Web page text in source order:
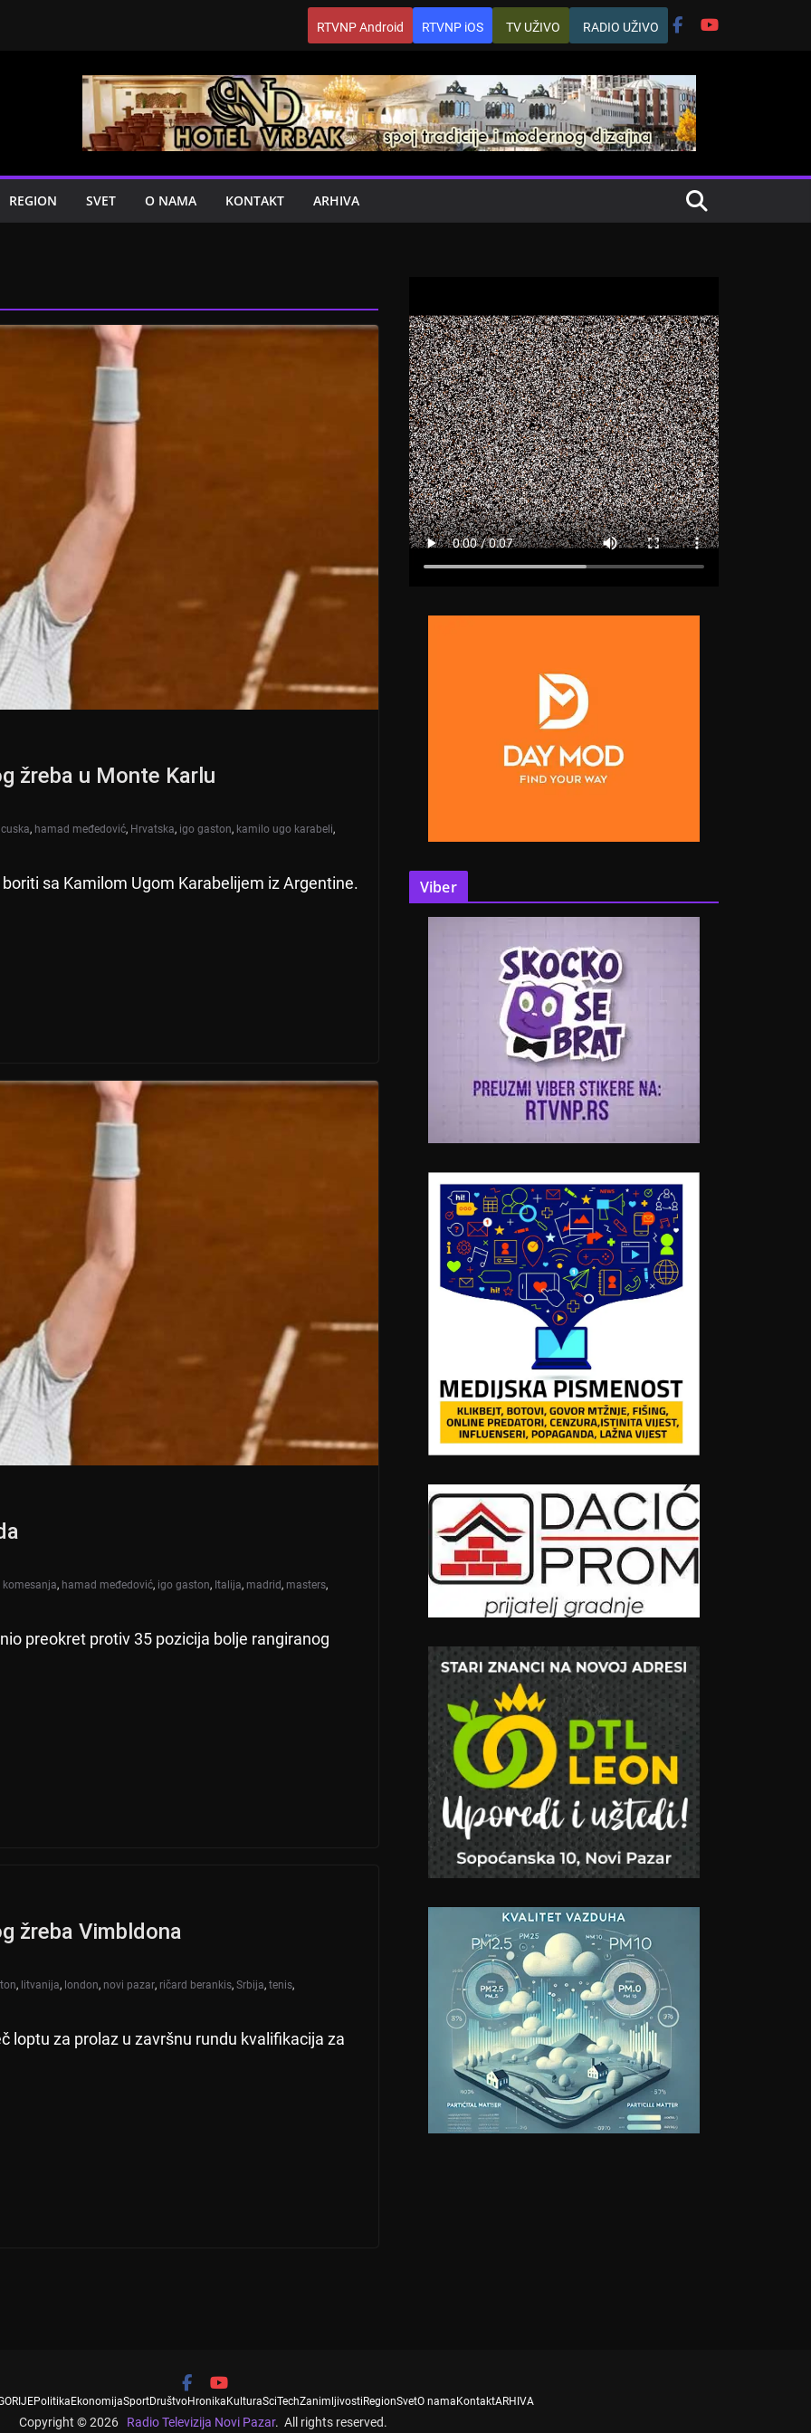
RTVNP Android RTVNP iOS TV UŽIVO RADIO UŽIVO
REGION SVET O NAMA KONTAKT ARHIVA
žreba u Monte Karlu
, hamad međedović, Hrvatska, igo gaston, kamilo ugo karabeli,
sa Kamilom Ugom Karabelijem iz Argentine.
, hamad međedović, igo gaston, Italija, madrid, masters,
preokret protiv 35 pozicija bolje rangiranog
žreba Vimbldona
, litvanija, london, novi pazar, ričard berankis, Srbija, tenis,
loptu za prolaz u završnu rundu kvalifikacija za
Viber
Politika EkonomijaSportDruštvoHronika KulturaSciTechZanimljivosti RegionSvetO nama KontaktARHIVA
Copyright © 2026 Radio Televizija Novi Pazar. All rights reserved.